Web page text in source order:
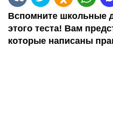
Вспомните школьные
этого теста! Вам
которые написаны